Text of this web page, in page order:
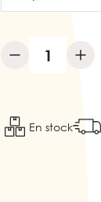
En stock